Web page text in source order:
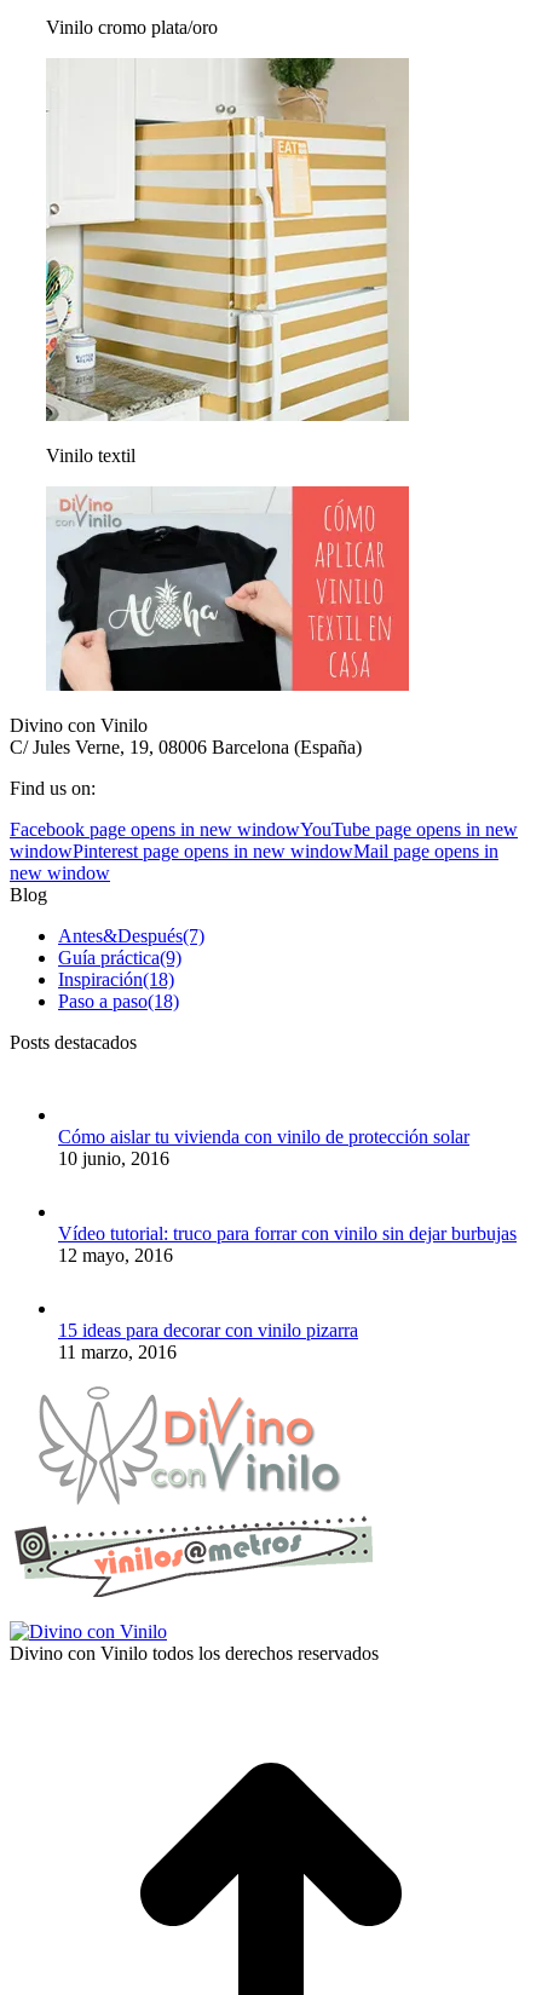
Vinilo cromo plata/oro
Vinilo textil
Divino con Vinilo
C/ Jules Verne, 19, 08006 Barcelona (España)
Find us on:
Facebook page opens in new windowYouTube page opens in new
windowPinterest page opens in new windowMail page opens in
new window
Blog
Antes&Después(7)
Guía práctica(9)
Inspiración(18)
Paso a paso(18)
Posts destacados
Cómo aislar tu vivienda con vinilo de protección solar
10 junio, 2016
Vídeo tutorial: truco para forrar con vinilo sin dejar burbujas
12 mayo, 2016
15 ideas para decorar con vinilo pizarra
11 marzo, 2016
Divino con Vinilo todos los derechos reservados